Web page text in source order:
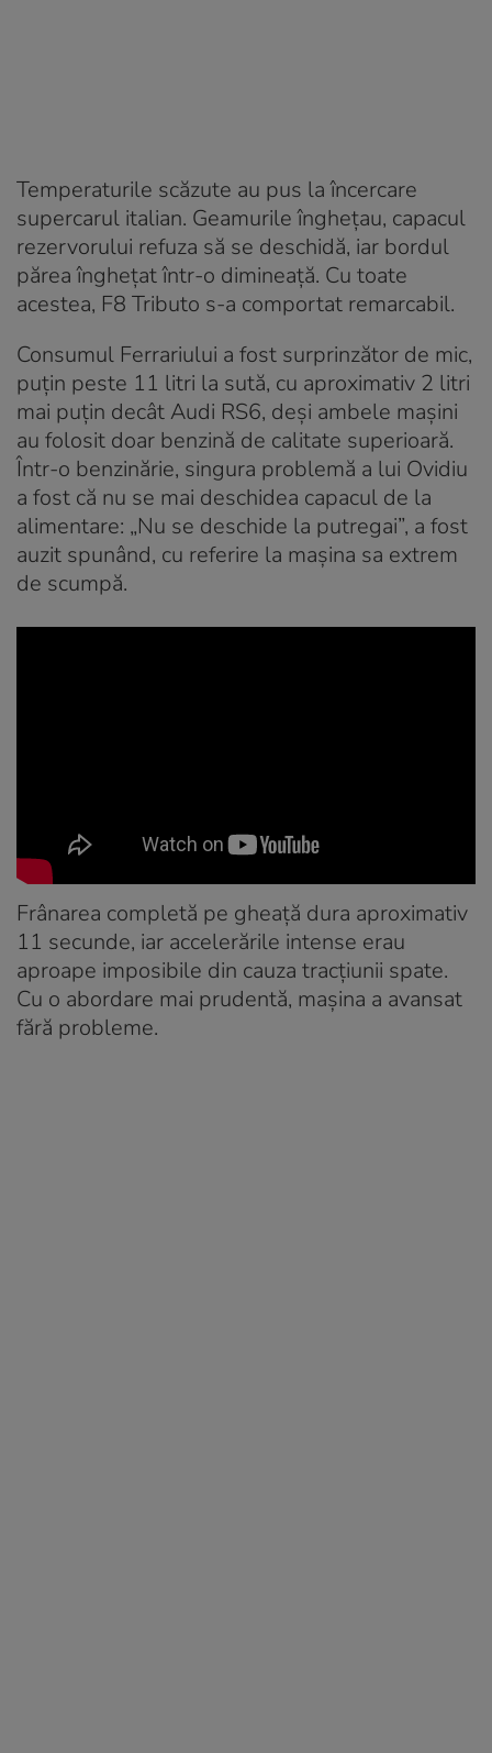
Temperaturile scăzute au pus la încercare
supercarul italian. Geamurile îngheţau, capacul
rezervorului refuza să se deschidă, iar bordul
părea înghețat într-o dimineață. Cu toate
acestea, F8 Tributo s-a comportat remarcabil.
Consumul Ferrariului a fost surprinzător de mic,
puțin peste 11 litri la sută, cu aproximativ 2 litri
mai puțin decât Audi RS6, deși ambele mașini
au folosit doar benzină de calitate superioară.
Într-o benzinărie, singura problemă a lui Ovidiu
a fost că nu se mai deschidea capacul de la
alimentare: „Nu se deschide la putregai”, a fost
auzit spunând, cu referire la mașina sa extrem
de scumpă.
Frânarea completă pe gheață dura aproximativ
11 secunde, iar accelerările intense erau
aproape imposibile din cauza tracțiunii spate.
Cu o abordare mai prudentă, mașina a avansat
fără probleme.